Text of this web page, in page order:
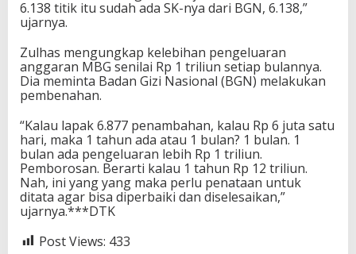
6.138 titik itu sudah ada SK-nya dari BGN, 6.138,”
ujarnya.
Zulhas mengungkap kelebihan pengeluaran
anggaran MBG senilai Rp 1 triliun setiap bulannya.
Dia meminta Badan Gizi Nasional (BGN) melakukan
pembenahan.
“Kalau lapak 6.877 penambahan, kalau Rp 6 juta satu
hari, maka 1 tahun ada atau 1 bulan? 1 bulan. 1
bulan ada pengeluaran lebih Rp 1 triliun.
Pemborosan. Berarti kalau 1 tahun Rp 12 triliun.
Nah, ini yang yang maka perlu penataan untuk
ditata agar bisa diperbaiki dan diselesaikan,”
ujarnya.***DTK
Post Views: 433